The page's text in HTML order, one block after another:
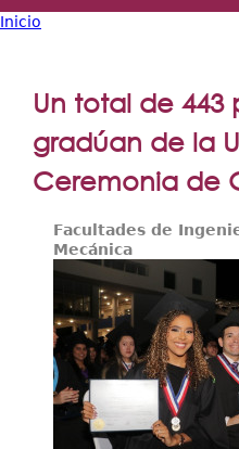
Tropical
Principal
Oferta
está
Inicio
Un total de 443
gradúan de la
Ceremonia de
Facultades de
Mecánica